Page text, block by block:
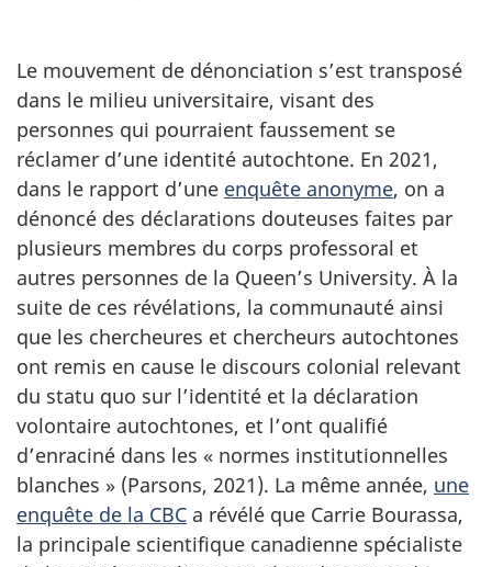
Le mouvement de dénonciation s’est transposé
dans le milieu universitaire, visant des
personnes qui pourraient faussement se
réclamer d’une identité autochtone. En 2021,
dans le rapport d’une enquête anonyme, on a
dénoncé des déclarations douteuses faites par
plusieurs membres du corps professoral et
autres personnes de la Queen’s University. À la
suite de ces révélations, la communauté ainsi
que les chercheures et chercheurs autochtones
ont remis en cause le discours colonial relevant
du statu quo sur l’identité et la déclaration
volontaire autochtones, et l’ont qualifié
d’enraciné dans les « normes institutionnelles
blanches » (Parsons, 2021). La même année, une
enquête de la CBC a révélé que Carrie Bourassa,
la principale scientifique canadienne spécialiste